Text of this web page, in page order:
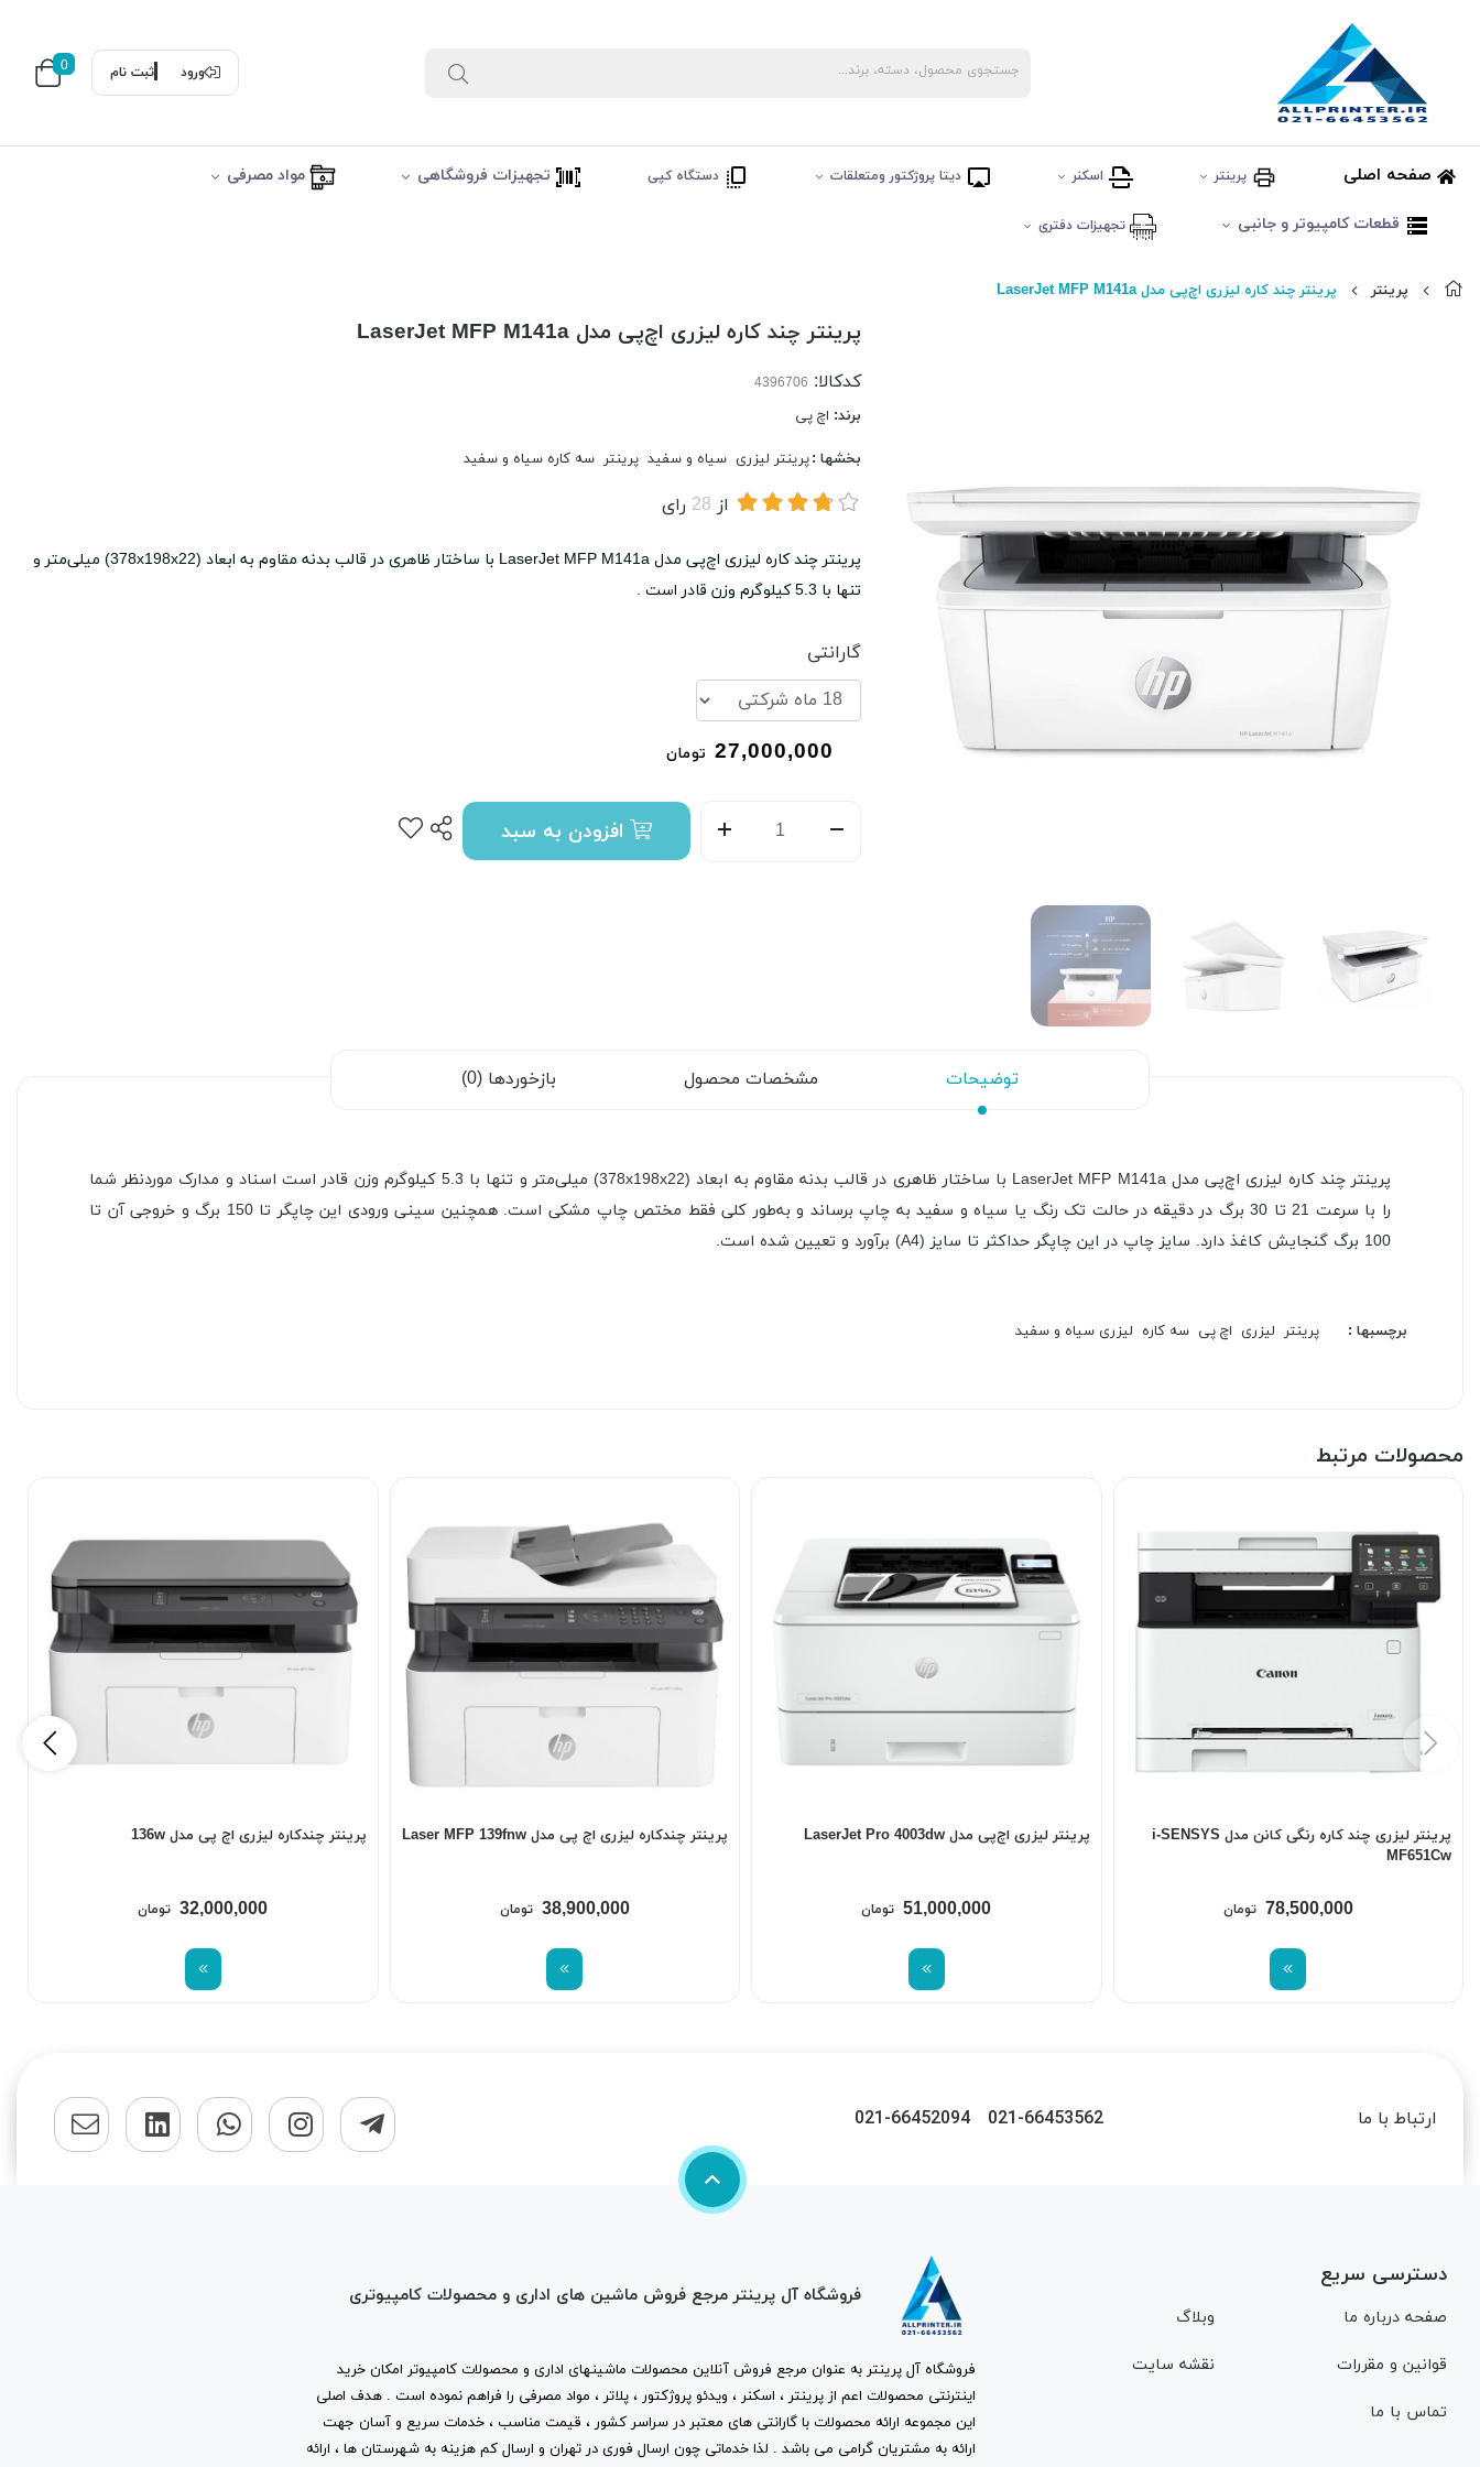
ورود ثبت نام 0
صفحه اصلی پرینتر اسکنر دیتا پروژکتور ومتعلقات دستگاه کپی تجهیزات فروشگاهی مواد مصرفی
قطعات کامپیوتر و جانبی تجهیزات دفتری
پرینتر پرینتر چند کاره لیزری اچ‌پی مدل LaserJet MFP M141a
پرینتر چند کاره لیزری اچ‌پی مدل LaserJet MFP M141a
کدکالا:
برند: اچ پی
بخشها :پرینتر لیزری سیاه و سفید پرینتر سه کاره سیاه و سفید
از 28 رای
پرینتر چند کاره لیزری اچ‌پی مدل LaserJet MFP M141a با ساختار ظاهری در قالب بدنه مقاوم به ابعاد (378x198x22) میلی‌متر و
تنها با 5.3 کیلوگرم وزن قادر است .
گارانتی
27,000,000 تومان
افزودن به سبد
توضیحات مشخصات محصول بازخوردها (0)
پرینتر چند کاره لیزری اچ‌پی مدل LaserJet MFP M141a با ساختار ظاهری در قالب بدنه مقاوم به ابعاد (378x198x22) میلی‌متر و تنها با 5.3 کیلوگرم وزن قادر است اسناد و مدارک موردنظر شما
را با سرعت 21 تا 30 برگ در دقیقه در حالت تک رنگ یا سیاه و سفید به چاپ برساند و به‌طور کلی فقط مختص چاپ مشکی است. همچنین سینی ورودی این چاپگر تا 150 برگ و خروجی آن تا
100 برگ گنجایش کاغذ دارد. سایز چاپ در این چاپگر حداکثر تا سایز (A4) برآورد و تعیین شده است.
برچسبها : پرینتر لیزری اچ پی سه کاره لیزری سیاه و سفید
محصولات مرتبط
پرینتر لیزری چند کاره رنگی کانن مدل i-SENSYS
MF651Cw
78,500,000 تومان
پرینتر لیزری اچ‌پی مدل LaserJet Pro 4003dw
51,000,000 تومان
پرینتر چندکاره لیزری اچ‌ پی مدل Laser MFP 139fnw
38,900,000 تومان
پرینتر چندکاره لیزری اچ پی مدل 136w
32,000,000 تومان
ارتباط با ما 021-66453562
021-66452094
دسترسی سریع
صفحه درباره ما وبلاگ
قوانین و مقررات نقشه سایت
تماس با ما
فروشگاه آل پرینتر مرجع فروش ماشین های اداری و محصولات کامپیوتری
فروشگاه آل پرینتر به عنوان مرجع فروش آنلاین محصولات ماشینهای اداری و محصولات کامپیوتر امکان خرید
اینترنتی محصولات اعم از پرینتر ، اسکنر ، ویدئو پروژکتور ، پلاتر ، مواد مصرفی را فراهم نموده است . هدف اصلی
این مجموعه ارائه محصولات با گارانتی های معتبر در سراسر کشور ، قیمت مناسب ، خدمات سریع و آسان جهت
ارائه به مشتریان گرامی می باشد . لذا خدماتی چون ارسال فوری در تهران و ارسال کم هزینه به شهرستان ها ، ارائه